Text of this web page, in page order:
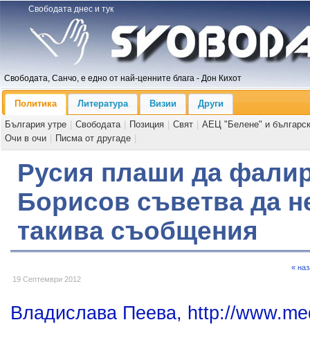
Свободата днес и тук
Свободата, Санчо, е едно от най-ценните блага - Дон Кихот
Политика Литература Визии
Други
България утре
Свободата Позиция Свят
АЕЦ "Белене" и
Очи в очи
Писма от другаде
Русия плаши да
Борисов съветва да
такива съобщения
19 Септември 2012
«
Владислава Пеева, http://